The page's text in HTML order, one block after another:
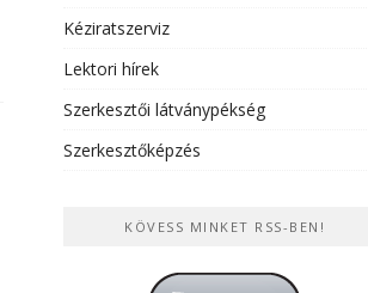
Kéziratszerviz
Lektori hírek
Szerkesztői látványpékség
Szerkesztőképzés
KÖVESS MINKET RSS-BEN!